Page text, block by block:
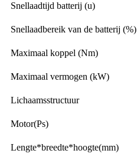
Snellaadtijd batterij (u)
Snellaadbereik van de batterij (%)
Maximaal koppel (Nm)
Maximaal vermogen (kW)
Lichaamsstructuur
Motor(Ps)
Lengte*breedte*hoogte(mm)